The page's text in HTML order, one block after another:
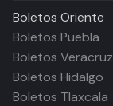
Boletos Oriente
Boletos Puebla
Boletos Veracruz
Boletos Hidalgo
Boletos Tlaxcala